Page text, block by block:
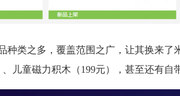
种类之多，覆盖范围之广，让其换来
儿童磁力积木（199元），甚至还有自